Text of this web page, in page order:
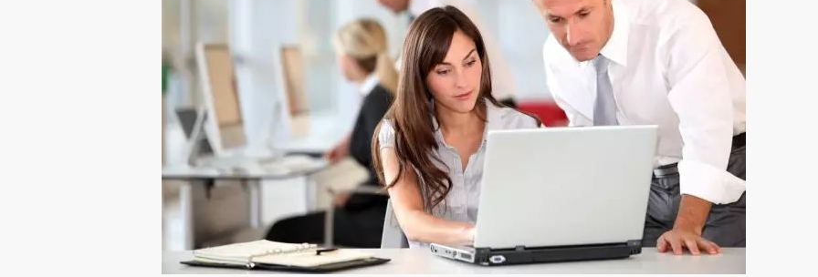
【家具生产ERP案例】肇庆森芸家具生产
ERP数字化案例
广东永拓数字技术有限公司成功签约肇庆市森
芸汽车座椅科技有限公司铁艺家具ERP数字化
案例。肇庆市森芸汽车座椅科技有限公司成立
于2
【精品】【家具数字化案例】百能家居×永
拓数字：不锈钢橱柜头部品牌的数字化突
广东百能家居有限公司成立于2006年，是国
内最早切入不锈钢橱柜赛道的企业之一。公司
集设计、研发、生产、销售于一体，产品线已
从橱柜